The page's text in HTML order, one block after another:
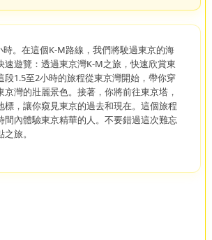
時。在這個K-M路線，我們將駛過東京的海
速遊覽：透過東京灣K-M之旅，快速欣賞東
段1.5至2小時的旅程從東京灣開始，帶你穿
京灣的壯麗景色。接著，你將前往東京塔，
標，讓你窺見東京的過去和現在。這個旅程
間內體驗東京精華的人。不要錯過這次難忘
旅。